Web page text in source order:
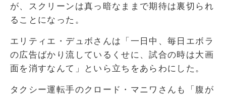
が、スクリーンは真っ暗なままで期待は裏切られ
ることになった。
エリティエ・デュボさんは「一日中、毎日エボラ
の広告ばかり流しているくせに、試合の時は大画
面を消すなんて」といら立ちをあらわにした。
タクシー運転手のクロード・マニワさんも「腹が